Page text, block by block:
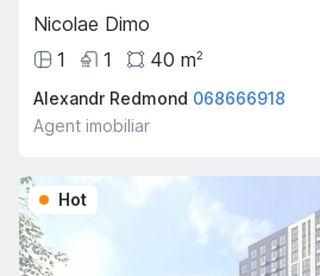
Nicolae Dimo
1
1 40 m2
Alexandr Redmond 068666918
Agent imobiliar
Hot